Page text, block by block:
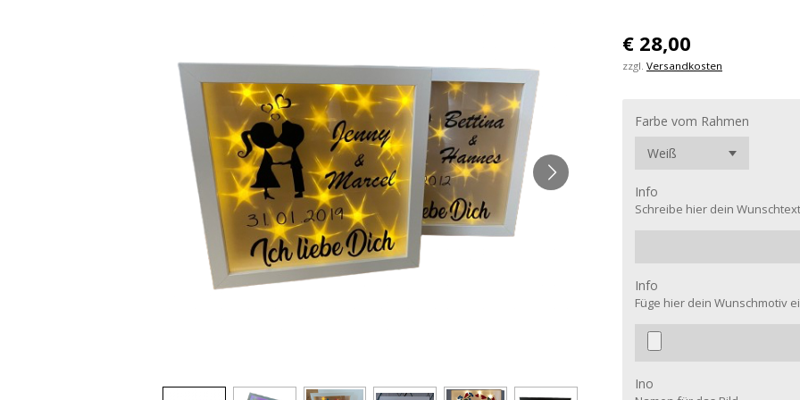
€ 28,00
zzgl. Versandkosten
Farbe vom Rahmen
Info
Schreibe hier dein Wunschtext
Info
Füge hier dein Wunschmotiv
Ino